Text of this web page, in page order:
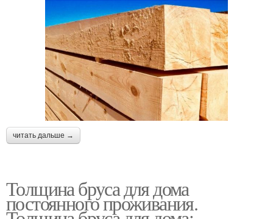
читать дальше →
Толщина бруса для дома
постоянного проживания.